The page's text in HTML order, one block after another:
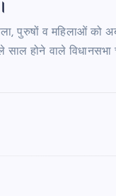
पुरुषों व महिलाओं को
होने वाले विधानसभा